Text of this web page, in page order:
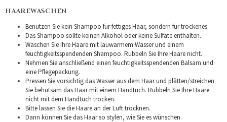
HAAREWASCHEN
Benutzen Sie kein Shampoo für fettiges Haar, sondern für trockenes.
Das Shampoo sollte keinen Alkohol oder keine Sulfate enthalten.
Waschen Sie Ihre Haare mit lauwarmem Wasser und einem
feuchtigkeitsspendenden Shampoo. Rubbeln Sie Ihre Haare nicht.
Nehmen Sie anschließend einen feuchtigkeitsspendenden Balsam und
eine Pflegepackung.
Pressen Sie vorsichtig das Wasser aus dem Haar und plätten/streichen
Sie behutsam das Haar mit einem Handtuch. Rubbeln Sie Ihre Haare
nicht mit dem Handtuch trocken.
Bitte lassen Sie die Haare an der Luft trocknen.
Dann können Sie das Haar so stylen, wie Sie es wünschen.